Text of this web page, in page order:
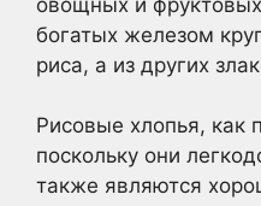
богатых железом
риса, а из других
Рисовые хлопья, как
поскольку они
также являются